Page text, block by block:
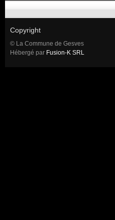
Copyright
© La Commune de Gesves
Hébergé par Fusion-K SRL